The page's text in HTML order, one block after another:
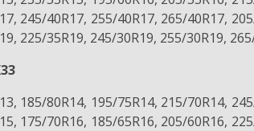
245/40R17, 255/40R17, 265/40R17,
225/35R19, 245/30R19, 255/30R19,
185/80R14, 195/75R14, 215/70R14,
175/70R16, 185/65R16, 205/60R16,